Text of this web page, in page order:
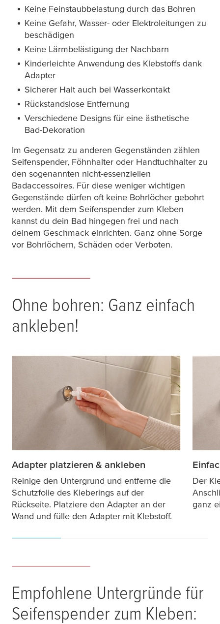
Keine Feinstaubbelastung durch das Bohren
Keine Gefahr, Wasser- oder Elektroleitungen zu
beschädigen
Keine Lärmbelästigung der Nachbarn
Kinderleichte Anwendung des Klebstoffs dank
Adapter
Sicherer Halt auch bei Wasserkontakt
Rückstandslose Entfernung
Verschiedene Designs für eine ästhetische
Bad-Dekoration
Im Gegensatz zu anderen Gegenständen zählen
Seifenspender, Föhnhalter oder Handtuchhalter zu
den sogenannten nicht-essenziellen
Badaccessoires. Für diese weniger wichtigen
Gegenstände dürfen oft keine Bohrlöcher gebohrt
werden. Mit dem Seifenspender zum Kleben
kannst du dein Bad hingegen frei und nach
deinem Geschmack einrichten. Ganz ohne Sorge
vor Bohrlöchern, Schäden oder Verboten.
Ohne bohren: Ganz einfach
ankleben!
Adapter platzieren & ankleben
Reinige den Untergrund und entferne die
Schutzfolie des Kleberings auf der
Rückseite. Platziere den Adapter an der
Wand und fülle den Adapter mit Klebstoff.
Der
ganz
Empfohlene Untergründe für
Seifenspender zum Kleben: